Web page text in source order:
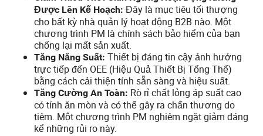
Được Lên Kế Hoạch: Đây là mục tiêu tối thượng
cho bất kỳ nhà quản lý hoạt động B2B nào. Một
chương trình PM là chính sách bảo hiểm của bạn
chống lại mất sản xuất.
Tăng Năng Suất: Thiết bị đáng tin cậy ảnh hưởng
trực tiếp đến OEE (Hiệu Quả Thiết Bị Tổng Thể)
bằng cách cải thiện tính sẵn sàng và hiệu suất.
Tăng Cường An Toàn: Rò rỉ chất lỏng áp suất cao
có tính ăn mòn và có thể gây ra chấn thương do
tiêm. Một chương trình PM nghiêm ngặt giảm đáng
kể những rủi ro này.